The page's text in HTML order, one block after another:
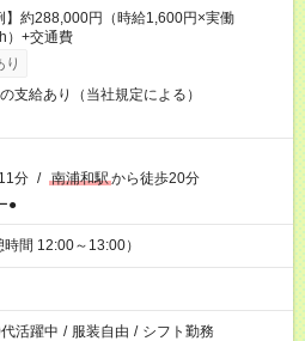
】約288,000円（時給1,600円×実働
）+交通費
り
支給あり（当社規定による）
分 / 南浦和駅から徒歩20分
●
間 12:00～13:00）
活躍中 / 服装自由 / シフト勤務